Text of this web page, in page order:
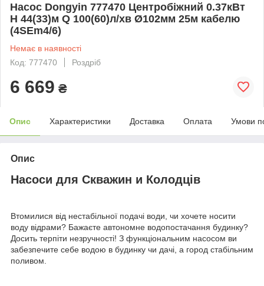
Насос Dongyin 777470 Центробіжний 0.37кВт
H 44(33)м Q 100(60)л/хв Ø102мм 25м кабелю
(4SEm4/6)
Немає в наявності
Код: 777470
Роздріб
6 669 ₴
Опис Характеристики Доставка Оплата Умови
Опис
Насоси для Скважин и Колодців
Втомилися від нестабільної подачі води, чи хочете носити
воду відрами? Бажаєте автономне водопостачання будинку?
Досить терпіти незручності! З функціональним насосом ви
забезпечите себе водою в будинку чи дачі, а город стабільним
поливом.